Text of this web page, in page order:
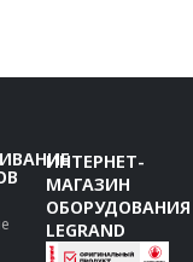
ИНТЕРНЕТ-
МАГАЗИН
ОБОРУДОВАНИЯ
LEGRAND